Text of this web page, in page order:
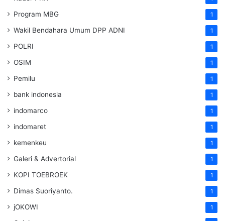
Program MBG 1
Wakil Bendahara Umum DPP ADNI 1
POLRI 1
OSIM 1
Pemilu 1
bank indonesia 1
indomarco 1
indomaret 1
kemenkeu 1
Galeri & Advertorial 1
KOPI TOEBROEK 1
Dimas Suoriyanto. 1
jOKOWI 1